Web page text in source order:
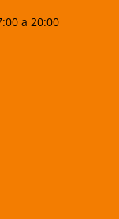
a 20:00